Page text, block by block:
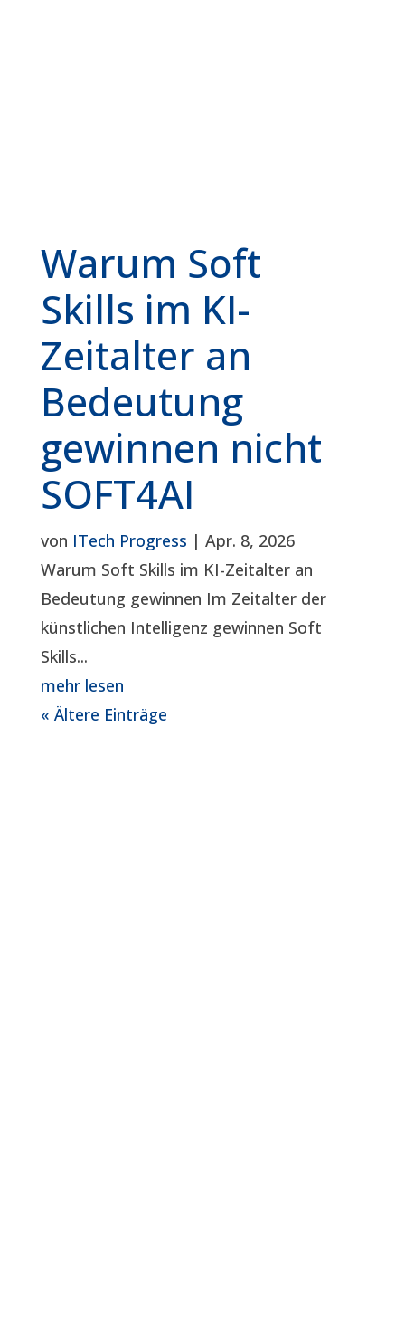
Warum Soft
Skills im KI-
Zeitalter an
Bedeutung
gewinnen nicht
SOFT4AI
von ITech Progress | Apr. 8, 2026
Warum Soft Skills im KI-Zeitalter an
Bedeutung gewinnen Im Zeitalter der
künstlichen Intelligenz gewinnen Soft
Skills...
mehr lesen
« Ältere Einträge